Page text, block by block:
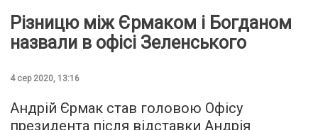
Різницю між Єрмаком і Богданом
назвали в офісі Зеленського
4 сер 2020, 13:16
Андрій Єрмак став головою Офісу
президента після відставки Андрія